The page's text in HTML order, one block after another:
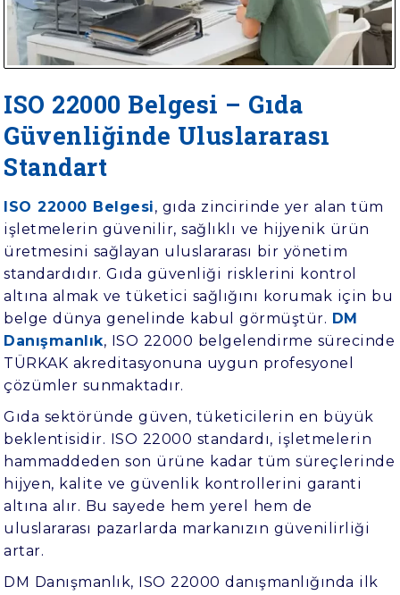
ÖNEMİ
SÜREÇ
ISO 22000 Belgesi – Gıda
Güvenliğinde Uluslararası
Standart
ISO 22000 Belgesi, gıda zincirinde yer alan tüm
işletmelerin güvenilir, sağlıklı ve hijyenik ürün
üretmesini sağlayan uluslararası bir yönetim
standardıdır. Gıda güvenliği risklerini kontrol
altına almak ve tüketici sağlığını korumak için bu
belge dünya genelinde kabul görmüştür. DM
Danışmanlık, ISO 22000 belgelendirme sürecinde
TÜRKAK akreditasyonuna uygun profesyonel
çözümler sunmaktadır.
Gıda sektöründe güven, tüketicilerin en büyük
beklentisidir. ISO 22000 standardı, işletmelerin
hammaddeden son ürüne kadar tüm süreçlerinde
hijyen, kalite ve güvenlik kontrollerini garanti
altına alır. Bu sayede hem yerel hem de
uluslararası pazarlarda markanızın güvenilirliği
artar.
DM Danışmanlık, ISO 22000 danışmanlığında ilk